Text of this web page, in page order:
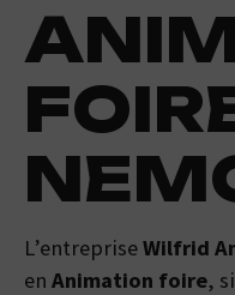
ANIMATION
L’entrepriseWilfrid
en Animation foire,